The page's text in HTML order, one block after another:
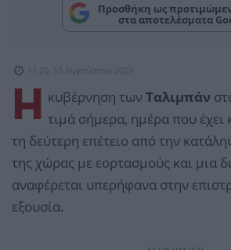
Προσθήκη ως
στα αποτελέσματα
11:20, 15 Αυγούστου 2023
Η κυβέρνηση τωνΤαλιμπάν
τιμά σήμερα, ημέρα που έχει
τη δεύτερη επέτειο από την
της χώρας με εορτασμούς και μια
αναφέρεται υπερήφανα στην
εξουσία.